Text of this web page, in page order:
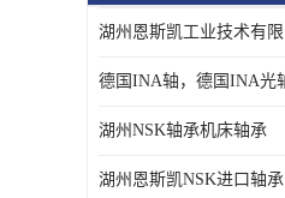
日本NSK进口轴承
德国INA进口轴承
湖州NSK轴承机床轴承
湖州恩斯凯NSK进口轴承